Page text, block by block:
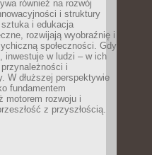
również na rozwój
i struktury
i edukacja
rozwijają wyobraźnię i
społeczności. Gdy
inwestuje w ludzi – w ich
i
W dłuższej perspektywie
fundamentem
motorem rozwoju i
z przyszłością.